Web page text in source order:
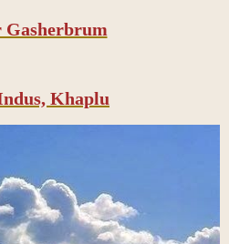
Gasherbrum
Khaplu